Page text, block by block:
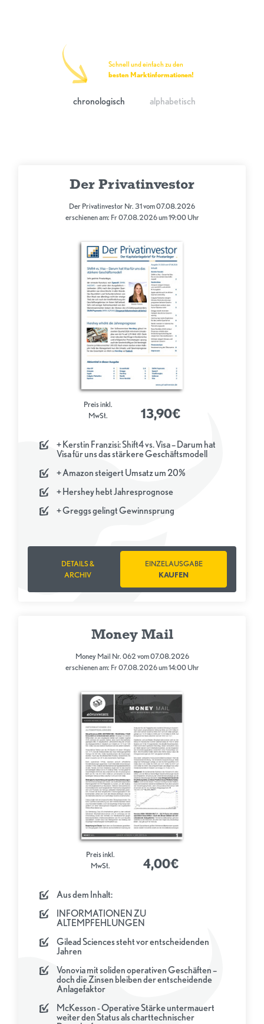
Schnell und einfach zu den
besten Marktinformationen!
chronologisch alphabetisch
Der Privatinvestor
Der Privatinvestor Nr. 31 vom 07.08.2026
erschienen am: Fr 07.08.2026 um 19:00 Uhr
+ Kerstin Franzisi: Shift4 vs. Visa – Darum hat
Visa für uns das stärkere Geschäftsmodell
+ Amazon steigert Umsatz um 20%
+ Hershey hebt Jahresprognose
+ Greggs gelingt Gewinnsprung
Preis inkl.
MwSt.
13,90€
DETAILS &
ARCHIV
EINZELAUSGABE
KAUFEN
Money Mail
Money Mail Nr. 062 vom 07.08.2026
erschienen am: Fr 07.08.2026 um 14:00 Uhr
Aus dem Inhalt:
INFORMATIONEN ZU
ALTEMPFEHLUNGEN
Gilead Sciences steht vor entscheidenden
Jahren
Vonovia mit soliden operativen Geschäften –
doch die Zinsen bleiben der entscheidende
Anlagefaktor
McKesson - Operative Stärke untermauert
weiter den Status als charttechnischer
Preis inkl.
MwSt.
4,00€